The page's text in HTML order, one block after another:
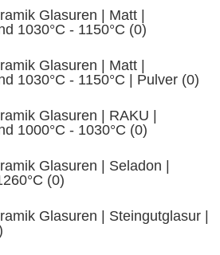
Glasuren | Matt |
1030°C - 1150°C (0)
Glasuren | Matt |
1030°C - 1150°C | Pulver (0)
Glasuren | RAKU |
1000°C - 1030°C (0)
Glasuren | Seladon |
(0)
Glasuren | Steingutglasur |